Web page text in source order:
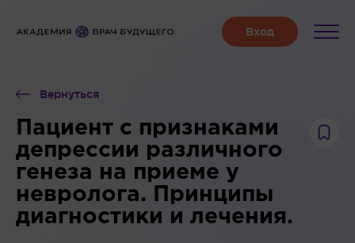
Вернуться
Пациент с признаками
депрессии различного
генеза на приеме у
невролога. Принципы
диагностики и лечения.